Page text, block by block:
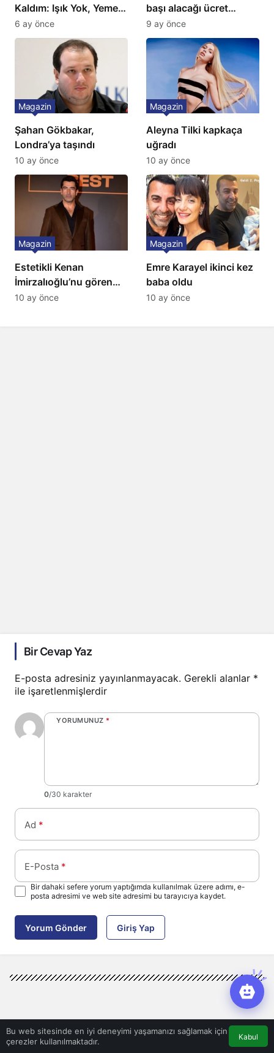
Kaldım: Işık Yok, Yemek
Yok, Tuvalet Yok!”
Çağla Şikel’den Şok
6 ay önce
başı alacağı ücret
Türkiye’de bir ilk:
Gözünü 2 ilçeye dikti!
9 ay önce
Şahan Gökbakar,
Londra’ya taşındı
Magazin
10 ay önce
Aleyna Tilki kapkaça
uğradı
Magazin
10 ay önce
Estetikli Kenan
İmirzalıoğlu’nu gören
tanıyamıyor: Son hali
Magazin
10 ay önce
Emre Karayel ikinci kez
baba oldu
Magazin
10 ay önce
Bir Cevap Yaz
E-posta adresiniz yayınlanmayacak. Gerekli alanlar *
ile işaretlenmişlerdir
YORUMUNUZ *
0/30 karakter
Ad *
E-Posta *
Bir dahaki sefere yorum yaptığımda kullanılmak üzere adımı, e-
posta adresimi ve web site adresimi bu tarayıcıya kaydet.
Yorum Gönder Giriş Yap
Bu web sitesinde en iyi deneyimi yaşamanızı sağlamak için
çerezler kullanılmaktadır.
Kabul